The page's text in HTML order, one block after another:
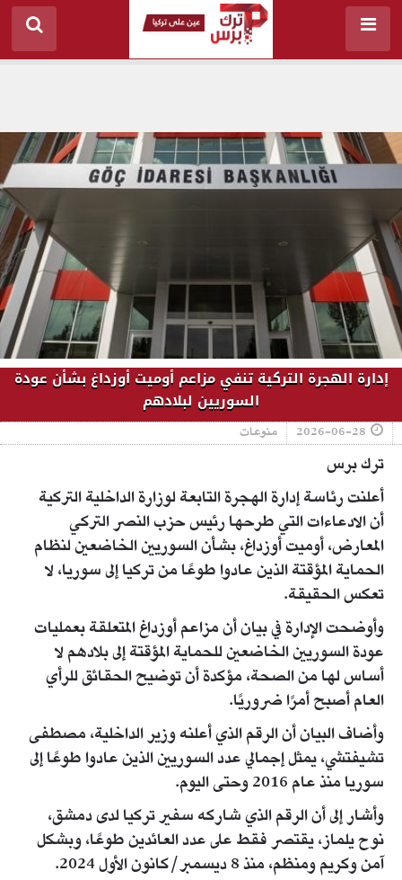
إدارة الهجرة التركية تنفي مزاعم أوميت أوزداغ بشأن عودة
السوريين لبلادهم
2026-06-28 منوعات
ترك برس
أعلنت رئاسة إدارة الهجرة التابعة لوزارة الداخلية التركية
أن الادعاءات التي طرحها رئيس حزب النصر التركي
المعارض، أوميت أوزداغ، بشأن السوريين الخاضعين لنظام
الحماية المؤقتة الذين عادوا طوعًا من تركيا إلى سوريا، لا
تعكس الحقيقة.
وأوضحت الإدارة في بيان أن مزاعم أوزداغ المتعلقة بعمليات
عودة السوريين الخاضعين للحماية المؤقتة إلى بلادهم لا
أساس لها من الصحة، مؤكدة أن توضيح الحقائق للرأي
العام أصبح أمرًا ضروريًا.
وأضاف البيان أن الرقم الذي أعلنه وزير الداخلية، مصطفى
تشيفتشي، يمثل إجمالي عدد السوريين الذين عادوا طوعًا إلى
سوريا منذ عام 2016 وحتى اليوم.
وأشار إلى أن الرقم الذي شاركه سفير تركيا لدى دمشق،
نوح يلماز، يقتصر فقط على عدد العائدين طوعًا، وبشكل
آمن وكريم ومنظم، منذ 8 ديسمبر/كانون الأول 2024.